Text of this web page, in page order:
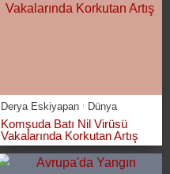
Derya Eskiyapan Dünya
Komşuda Batı Nil Virüsü
Vakalarında Korkutan Artış